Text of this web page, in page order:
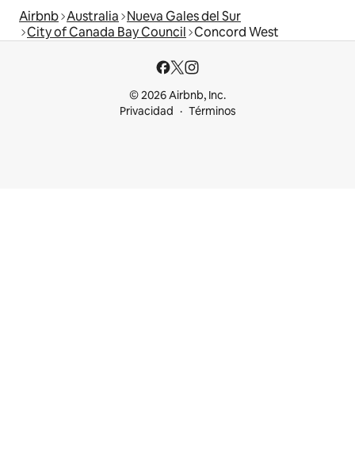
Airbnb Australia Nueva Gales del Sur
City of Canada Bay Council Concord West
© 2026 Airbnb, Inc.
Privacidad
Términos